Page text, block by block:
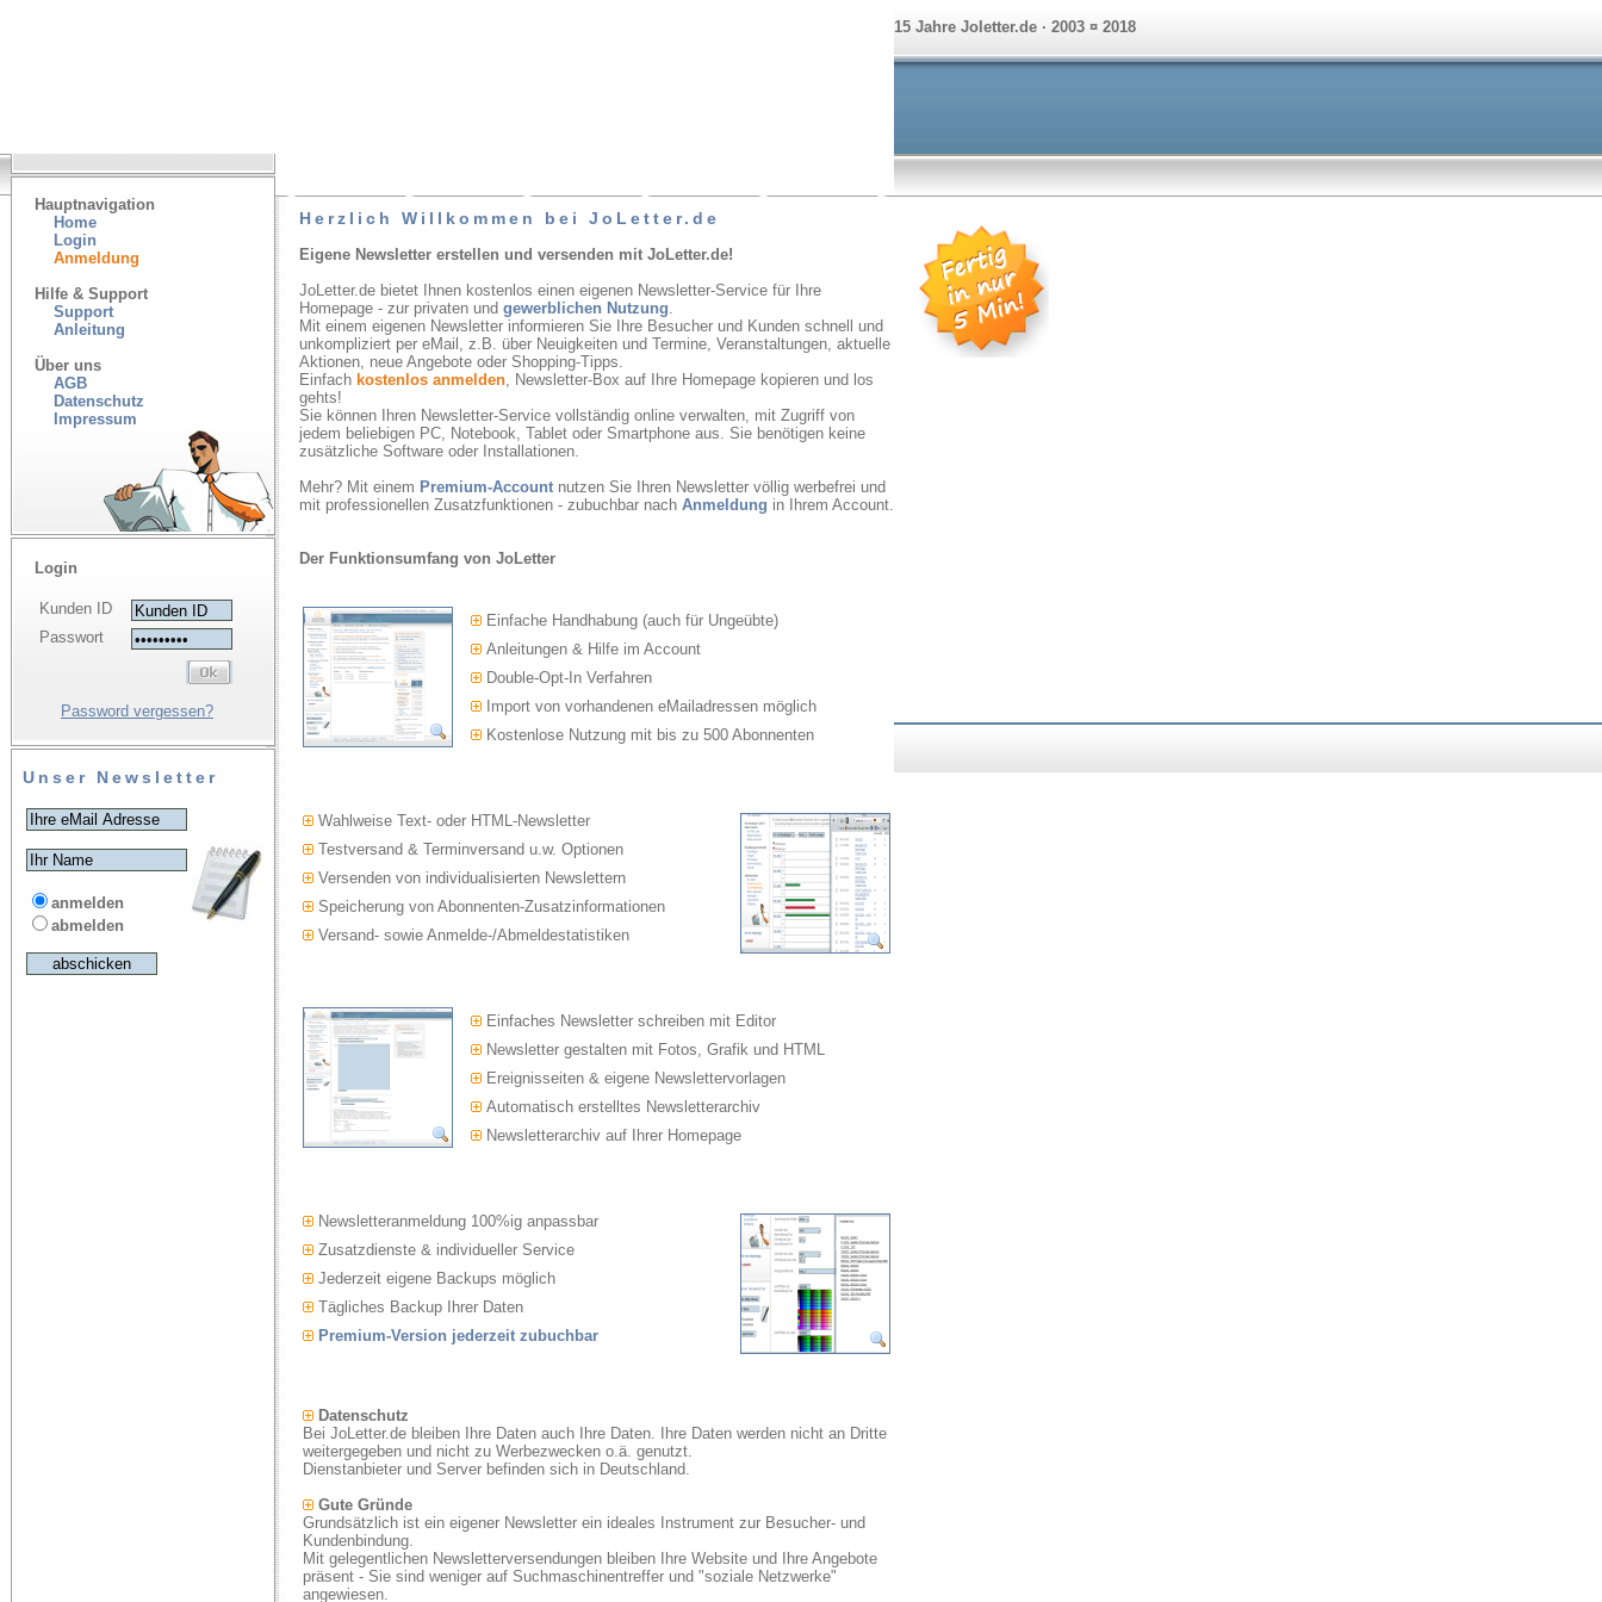
15 Jahre Joletter.de · 2003 ¤ 2018
Hauptnavigation
Home
Login
Anmeldung
Hilfe & Support
Support
Anleitung
Über uns
AGB
Datenschutz
Impressum
Login
Kunden ID
Passwort
Password vergessen?
Unser Newsletter
anmelden
abmelden
Herzlich Willkommen bei JoLetter.de
Eigene Newsletter erstellen und versenden mit JoLetter.de!
JoLetter.de bietet Ihnen kostenlos einen eigenen Newsletter-Service für Ihre
Homepage - zur privaten und gewerblichen Nutzung.
Mit einem eigenen Newsletter informieren Sie Ihre Besucher und Kunden schnell und
unkompliziert per eMail, z.B. über Neuigkeiten und Termine, Veranstaltungen, aktuelle
Aktionen, neue Angebote oder Shopping-Tipps.
Einfach kostenlos anmelden, Newsletter-Box auf Ihre Homepage kopieren und los
gehts!
Sie können Ihren Newsletter-Service vollständig online verwalten, mit Zugriff von
jedem beliebigen PC, Notebook, Tablet oder Smartphone aus. Sie benötigen keine
zusätzliche Software oder Installationen.
Mehr? Mit einem Premium-Account nutzen Sie Ihren Newsletter völlig werbefrei und
mit professionellen Zusatzfunktionen - zubuchbar nach Anmeldung in Ihrem Account.
Der Funktionsumfang von JoLetter
Einfache Handhabung (auch für Ungeübte)
Anleitungen & Hilfe im Account
Double-Opt-In Verfahren
Import von vorhandenen eMailadressen möglich
Kostenlose Nutzung mit bis zu 500 Abonnenten
Wahlweise Text- oder HTML-Newsletter
Testversand & Terminversand u.w. Optionen
Versenden von individualisierten Newslettern
Speicherung von Abonnenten-Zusatzinformationen
Versand- sowie Anmelde-/Abmeldestatistiken
Einfaches Newsletter schreiben mit Editor
Newsletter gestalten mit Fotos, Grafik und HTML
Ereignisseiten & eigene Newslettervorlagen
Automatisch erstelltes Newsletterarchiv
Newsletterarchiv auf Ihrer Homepage
Newsletteranmeldung 100%ig anpassbar
Zusatzdienste & individueller Service
Jederzeit eigene Backups möglich
Tägliches Backup Ihrer Daten
Premium-Version jederzeit zubuchbar
Datenschutz
Bei JoLetter.de bleiben Ihre Daten auch Ihre Daten. Ihre Daten werden nicht an Dritte
weitergegeben und nicht zu Werbezwecken o.ä. genutzt.
Dienstanbieter und Server befinden sich in Deutschland.
Gute Gründe
Grundsätzlich ist ein eigener Newsletter ein ideales Instrument zur Besucher- und
Kundenbindung.
Mit gelegentlichen Newsletterversendungen bleiben Ihre Website und Ihre Angebote
präsent - Sie sind weniger auf Suchmaschinentreffer und "soziale Netzwerke"
angewiesen.